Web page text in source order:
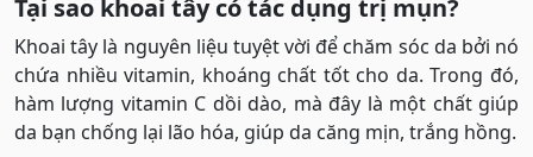
Tại sao khoai tây có tác dụng trị mụn?
Khoai tây là nguyên liệu tuyệt vời để chăm sóc da bởi nó
chứa nhiều vitamin, khoáng chất tốt cho da. Trong đó,
hàm lượng vitamin C dồi dào, mà đây là một chất giúp
da bạn chống lại lão hóa, giúp da căng mịn, trắng hồng.